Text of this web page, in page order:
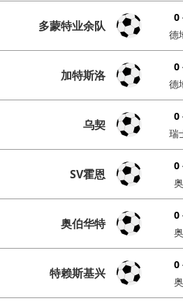
多蒙特业余队
0
德
加特斯洛
0
德
乌契
0
瑞
SV霍恩
0
奥伯华特
0
特赖斯基兴
0